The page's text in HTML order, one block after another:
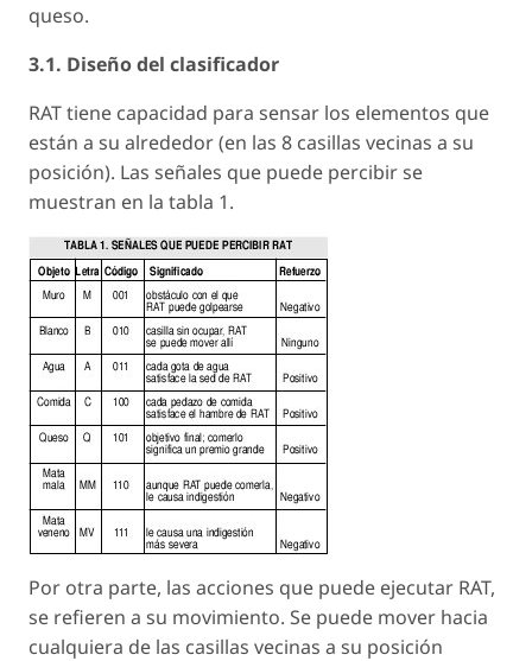
queso.
3.1. Diseño del clasificador
RAT tiene capacidad para sensar los elementos que
están a su alrededor (en las 8 casillas vecinas a su
posición). Las señales que puede percibir se
muestran en la tabla 1.
Por otra parte, las acciones que puede ejecutar RAT,
se refieren a su movimiento. Se puede mover hacia
cualquiera de las casillas vecinas a su posición